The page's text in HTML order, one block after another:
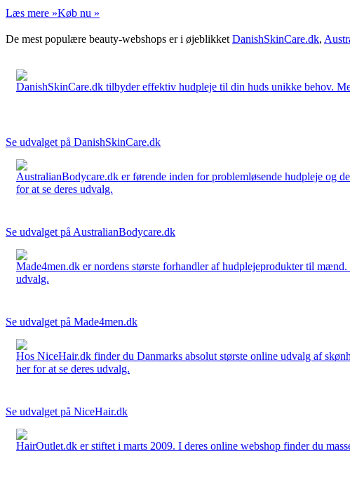
Læs mere »Køb nu »
De mest populære beauty-webshops er i øjeblikket DanishSkinCare.dk,
DanishSkinCare.dk tilbyder effektiv hudpleje til din huds unikke behov.
Se udvalget på DanishSkinCare.dk
AustralianBodycare.dk er førende inden for problemløsende hudpleje og
for at se deres udvalg.
Se udvalget på AustralianBodycare.dk
Made4men.dk er nordens største forhandler af hudplejeprodukter til
udvalg.
Se udvalget på Made4men.dk
Hos NiceHair.dk finder du Danmarks absolut største online udvalg af
her for at se deres udvalg.
Se udvalget på NiceHair.dk
HairOutlet.dk er stiftet i marts 2009. I deres online webshop finder du